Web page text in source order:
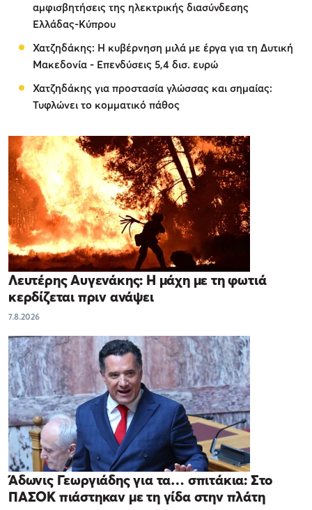
αμφισβητήσεις της ηλεκτρικής διασύνδεσης
Ελλάδας-Κύπρου
Χατζηδάκης: Η κυβέρνηση μιλά με έργα για τη Δυτική
Μακεδονία - Επενδύσεις 5,4 δισ. ευρώ
Χατζηδάκης για προστασία γλώσσας και σημαίας:
Τυφλώνει το κομματικό πάθος
Λευτέρης Αυγενάκης: Η μάχη με τη φωτιά
κερδίζεται πριν ανάψει
7.8.2026
Άδωνις Γεωργιάδης για τα… σπιτάκια: Στο
ΠΑΣΟΚ πιάστηκαν με τη γίδα στην πλάτη